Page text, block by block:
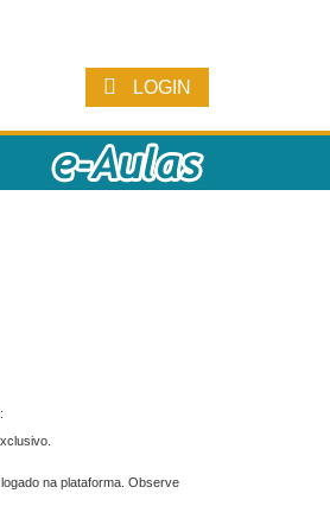
LOGIN
na plataforma. Observe